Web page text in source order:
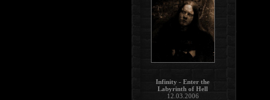
Infinity - Enter the
Labyrinth of Hell
12.03.2006